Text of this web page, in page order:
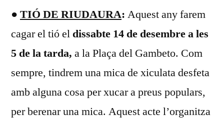
● TIÓ DE RIUDAURA: Aquest any farem
cagar el tió el dissabte 14 de desembre a les
5 de la tarda, a la Plaça del Gambeto. Com
sempre, tindrem una mica de xiculata desfeta
amb alguna cosa per xucar a preus populars,
per berenar una mica. Aquest acte l’organitza